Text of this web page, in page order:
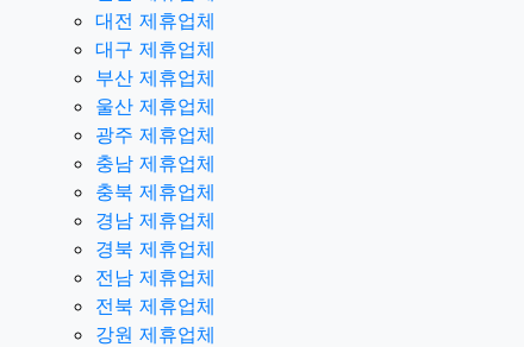
대전 제휴업체
대구 제휴업체
부산 제휴업체
울산 제휴업체
광주 제휴업체
충남 제휴업체
충북 제휴업체
경남 제휴업체
경북 제휴업체
전남 제휴업체
전북 제휴업체
강원 제휴업체